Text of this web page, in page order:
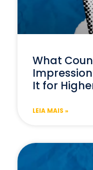
What
It for
LEIA MAIS »